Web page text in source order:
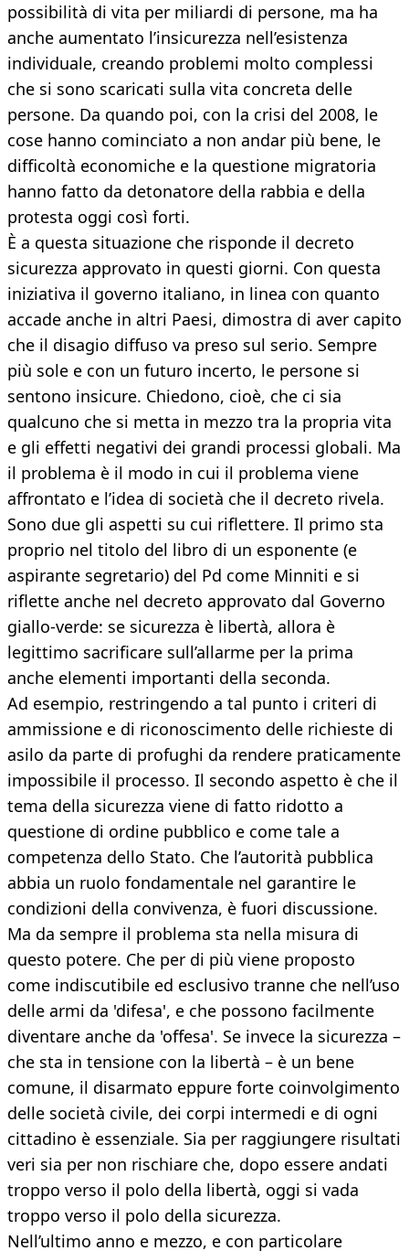
possibilità di vita per miliardi di persone, ma ha
anche aumentato l’insicurezza nell’esistenza
individuale, creando problemi molto complessi
che si sono scaricati sulla vita concreta delle
persone. Da quando poi, con la crisi del 2008, le
cose hanno cominciato a non andar più bene, le
difficoltà economiche e la questione migratoria
hanno fatto da detonatore della rabbia e della
protesta oggi così forti.
È a questa situazione che risponde il decreto
sicurezza approvato in questi giorni. Con questa
iniziativa il governo italiano, in linea con quanto
accade anche in altri Paesi, dimostra di aver capito
che il disagio diffuso va preso sul serio. Sempre
più sole e con un futuro incerto, le persone si
sentono insicure. Chiedono, cioè, che ci sia
qualcuno che si metta in mezzo tra la propria vita
e gli effetti negativi dei grandi processi globali. Ma
il problema è il modo in cui il problema viene
affrontato e l’idea di società che il decreto rivela.
Sono due gli aspetti su cui riflettere. Il primo sta
proprio nel titolo del libro di un esponente (e
aspirante segretario) del Pd come Minniti e si
riflette anche nel decreto approvato dal Governo
giallo-verde: se sicurezza è libertà, allora è
legittimo sacrificare sull’allarme per la prima
anche elementi importanti della seconda.
Ad esempio, restringendo a tal punto i criteri di
ammissione e di riconoscimento delle richieste di
asilo da parte di profughi da rendere praticamente
impossibile il processo. Il secondo aspetto è che il
tema della sicurezza viene di fatto ridotto a
questione di ordine pubblico e come tale a
competenza dello Stato. Che l’autorità pubblica
abbia un ruolo fondamentale nel garantire le
condizioni della convivenza, è fuori discussione.
Ma da sempre il problema sta nella misura di
questo potere. Che per di più viene proposto
come indiscutibile ed esclusivo tranne che nell’uso
delle armi da 'difesa', e che possono facilmente
diventare anche da 'offesa'. Se invece la sicurezza –
che sta in tensione con la libertà – è un bene
comune, il disarmato eppure forte coinvolgimento
delle società civile, dei corpi intermedi e di ogni
cittadino è essenziale. Sia per raggiungere risultati
veri sia per non rischiare che, dopo essere andati
troppo verso il polo della libertà, oggi si vada
troppo verso il polo della sicurezza.
Nell’ultimo anno e mezzo, e con particolare